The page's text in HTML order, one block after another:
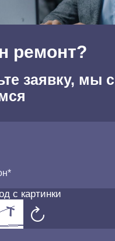
ремонт?
заявку, мы
с картинки